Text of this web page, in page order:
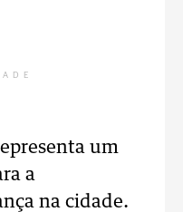
um
a
na cidade.